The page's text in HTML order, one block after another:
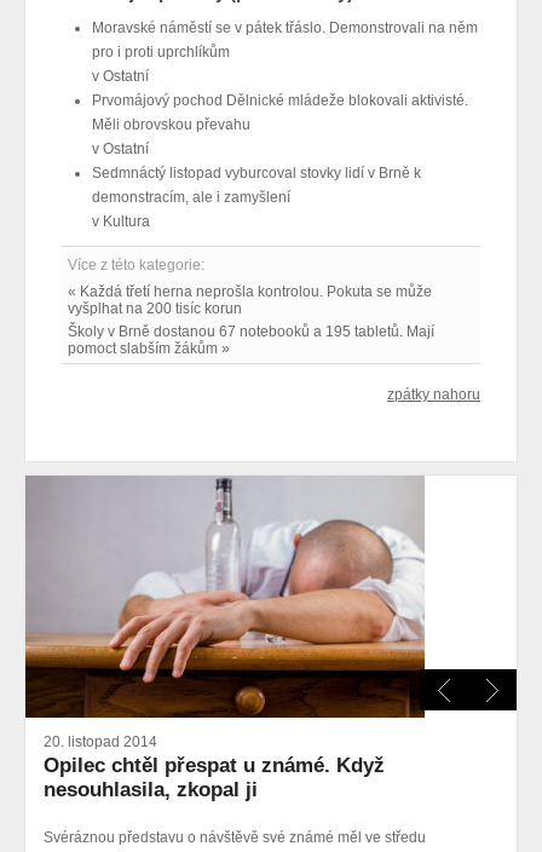
Moravské náměstí se v pátek třáslo. Demonstrovali na něm
pro i proti uprchlíkům
v Ostatní
Prvomájový pochod Dělnické mládeže blokovali aktivisté.
Měli obrovskou převahu
v Ostatní
Sedmnáctý listopad vyburcoval stovky lidí v Brně k
demonstracím, ale i zamyšlení
v Kultura
Více z této kategorie:
« Každá třetí herna neprošla kontrolou. Pokuta se může
vyšplhat na 200 tisíc korun
Školy v Brně dostanou 67 notebooků a 195 tabletů. Mají
pomoct slabším žákům »
zpátky nahoru
20. listopad 2014
Opilec chtěl přespat u známé. Když
nesouhlasila, zkopal ji
Svéráznou představu o návštěvě své známé měl ve středu